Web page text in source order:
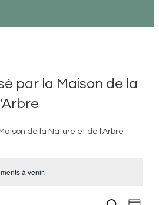
par la Maison de la
de la Nature et de l'Arbre
à venir.